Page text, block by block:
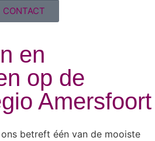
CONTACT
en
op de
Amersfoort
betreft één van de mooiste